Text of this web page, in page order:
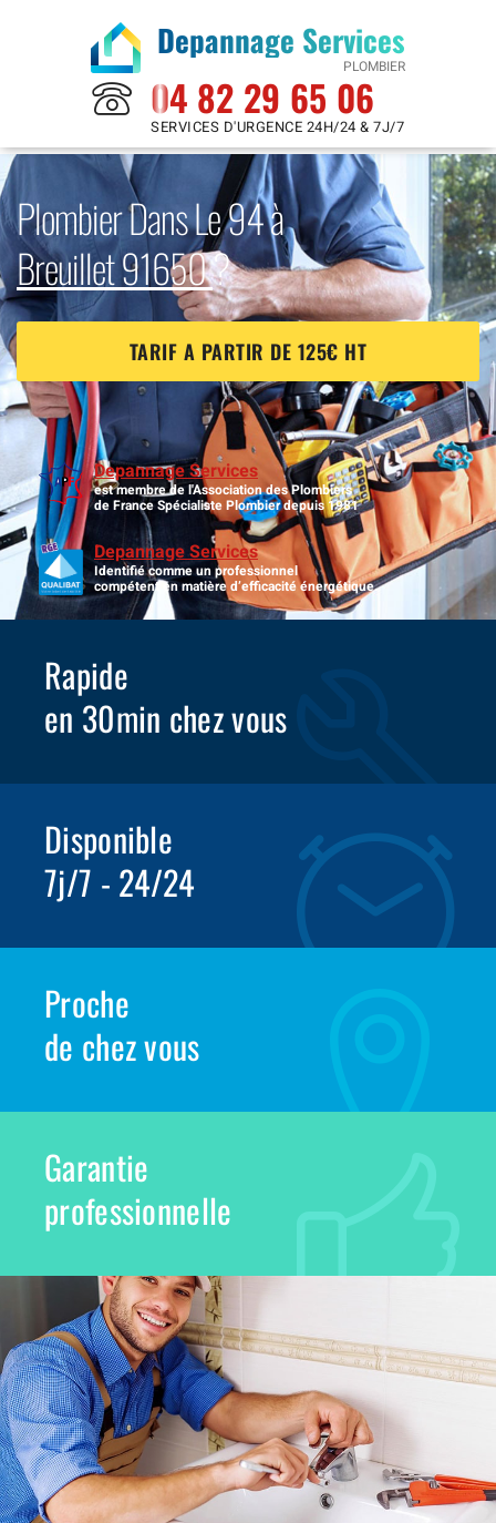
Depannage Services
PLOMBIER
04 82 29 65 06
SERVICES D'URGENCE 24H/24 & 7J/7
Plombier Dans Le 94 à
Breuillet 91650?
TARIF A PARTIR DE 125€ HT
Depannage Services
est membre de l'Association des Plombiers
de France Spécialiste Plombier depuis 1981
Depannage Services
Identifié comme un professionnel
compétent en matière d’efficacité énergétique.
Rapide
en 30min chez vous
Disponible
7j/7 - 24/24
Proche
de chez vous
Garantie
professionnelle